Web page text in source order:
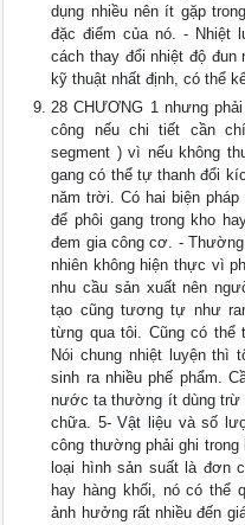
dụng nhiều nên ít gặp
đặc điểm của nó. - Nhiệt
cách thay đổi nhiệt độ đun
kỹ thuật nhất định, có thể
28 CHƯƠNG 1 nhưng
công nếu chi tiết cần
segment ) vì nếu không
gang có thể tự thanh đổi
năm trời. Có hai biện
để phôi gang trong kho
đem gia công cơ. -
nhiên không hiện thực vì
nhu cầu sản xuất nên
tạo cũng tương tự như
từng qua tôi. Cũng có thể
Nói chung nhiệt luyện thì
sinh ra nhiều phế phẩm.
nước ta thường ít dùng trừ
chữa. 5- Vật liệu và số
công thường phải ghi
loại hình sản suất là đơn
hay hàng khối, nó có thể
ảnh hưởng rất nhiều đến